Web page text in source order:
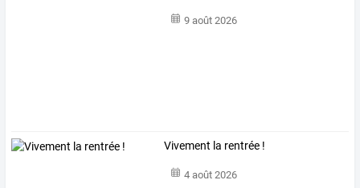
9 août 2026
Vivement la rentrée !
4 août 2026